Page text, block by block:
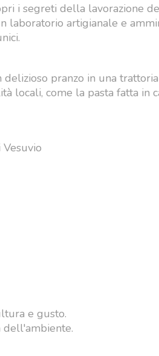
i segreti della lavorazione
laboratorio artigianale e
pranzo in una
locali, come la pasta fatta in
e gusto.